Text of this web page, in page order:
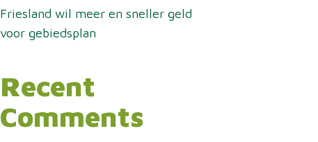
Friesland wil meer en sneller geld
voor gebiedsplan
Recent
Comments